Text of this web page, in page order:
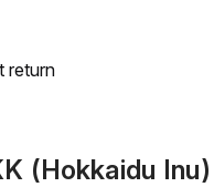
return
(Hokkaidu Inu)